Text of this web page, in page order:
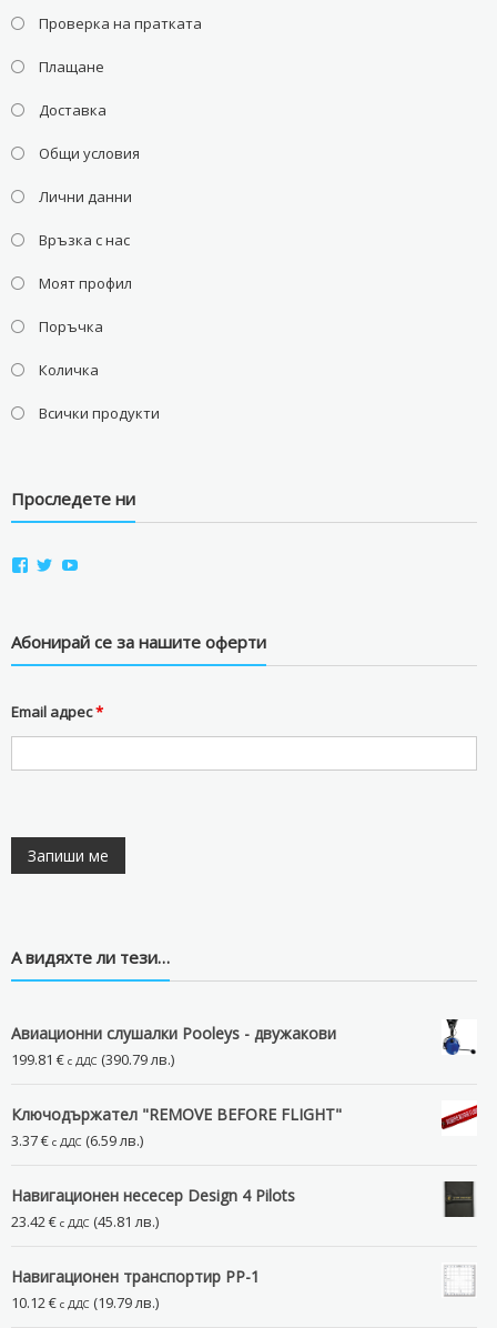
Проверка на пратката
Плащане
Доставка
Общи условия
Лични данни
Връзка с нас
Моят профил
Поръчка
Количка
Всички продукти
Проследете ни
View
Facebook
View
Twitter
View
YouTube
Абонирай се за нашите оферти
Email адрес*
А видяхте ли тези…
Авиационни слушалки Pooleys - двужакови
199.81 € с ДДС (390.79 лв.)
Ключодържател "REMOVE BEFORE FLIGHT"
3.37€ с ДДС (6.59 лв.)
Навигационен несесер Design 4 Pilots
23.42 € с ДДС (45.81 лв.)
Навигационен транспортир PP-1
10.12 € с ДДС (19.79 лв.)